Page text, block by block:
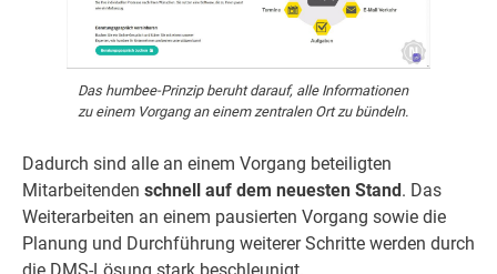
Das humbee-Prinzip beruht darauf, alle Informationen
zu einem Vorgang an einem zentralen Ort zu bündeln.
Dadurch sind alle an einem Vorgang beteiligten
Mitarbeitenden schnell auf dem neuesten Stand. Das
Weiterarbeiten an einem pausierten Vorgang sowie die
Planung und Durchführung weiterer Schritte werden durch
die DMS-Lösung stark beschleunigt.